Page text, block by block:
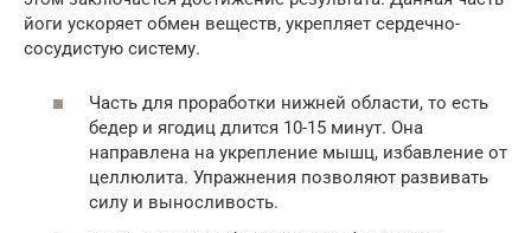
йоги ускоряет обмен веществ, укрепляет сердечно-
сосудистую систему.
Часть для проработки нижней области, то есть
бедер и ягодиц длится 10-15 минут. Она
направлена на укрепление мышц, избавление от
целлюлита. Упражнения позволяют развивать
силу и выносливость.